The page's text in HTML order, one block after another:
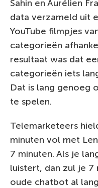
Sahin en Aurélien
data verzameld uit
YouTube filmpjes
categorieën
resultaat was dat
categorieën iets
Dat is lang genoeg
te spelen.
Telemarketeers
minuten vol met
7 minuten. Als je
luistert, dan zul je
oude chatbot al